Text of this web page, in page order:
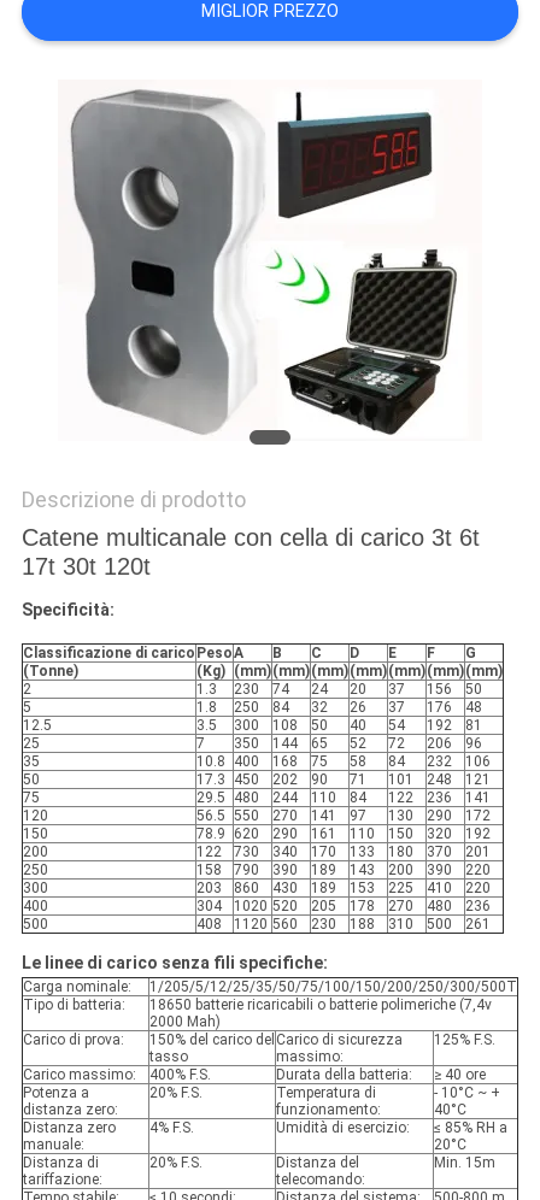
CHIEDI UN
MAPPA
PRIVACY
POLICY
MIGLIOR PREZZO
Descrizione di prodotto
Catene multicanale con cella di carico 3t 6t
17t 30t 120t
Specificità:
Classificazione di carico PesoA B C D E F
G
(Tonne)
(Kg) (mm)(mm)(mm)(mm)(mm)(mm)(mm)
2
1.3 230 74 24 20 37 156
50
5
1.8 250 84 32 26 37 176
48
12.5
3.5 300 108 50 40 54 192
81
25
7 350 144 65 52 72 206
96
35
10.8 400 168 75 58 84 232
106
50
17.3 450 202 90 71 101 248
121
75
29.5 480 244 110 84 122 236
141
120
56.5 550 270 141 97 130 290
172
150
78.9 620 290 161 110 150 320
192
200
122 730 340 170 133 180 370
201
250
158 790 390 189 143 200 390
220
300
203 860 430 189 153 225 410
220
400
304 1020 520 205 178 270 480
236
500
408 1120 560 230 188 310 500 261
Le linee di carico senza fili specifiche:
Carga nominale:
1/205/5/12/25/35/50/75/100/150/200/250/300/500T
Tipo di batteria:
18650 batterie ricaricabili o batterie polimeriche (7,4v
2000 Mah)
Carico di prova:
150% del carico del
tasso
Carico di sicurezza
massimo:
125% F.S.
Carico massimo: 400% F.S. Durata della batteria:
≥ 40 ore
Potenza a
distanza zero:
20% F.S.
Temperatura di
funzionamento:
- 10°C ~ +
40°C
Distanza zero
manuale:
4% F.S. Umidità di esercizio:
≤ 85% RH a
20°C
Distanza di
tariffazione:
20% F.S.
Distanza del
telecomando:
Min. 15m